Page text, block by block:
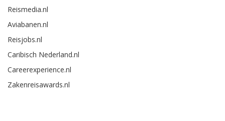
Reismedia.nl
Aviabanen.nl
Reisjobs.nl
Caribisch Nederland.nl
Careerexperience.nl
Zakenreisawards.nl